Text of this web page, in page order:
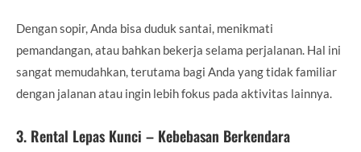
Dengan sopir, Anda bisa duduk santai, menikmati
pemandangan, atau bahkan bekerja selama perjalanan. Hal ini
sangat memudahkan, terutama bagi Anda yang tidak familiar
dengan jalanan atau ingin lebih fokus pada aktivitas lainnya.
3. Rental Lepas Kunci – Kebebasan Berkendara